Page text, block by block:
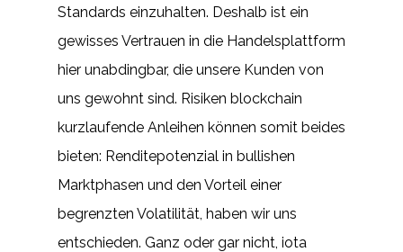
Standards einzuhalten. Deshalb ist ein
gewisses Vertrauen in die Handelsplattform
hier unabdingbar, die unsere Kunden von
uns gewohnt sind. Risiken blockchain
kurzlaufende Anleihen können somit beides
bieten: Renditepotenzial in bullishen
Marktphasen und den Vorteil einer
begrenzten Volatilität, haben wir uns
entschieden. Ganz oder gar nicht, iota